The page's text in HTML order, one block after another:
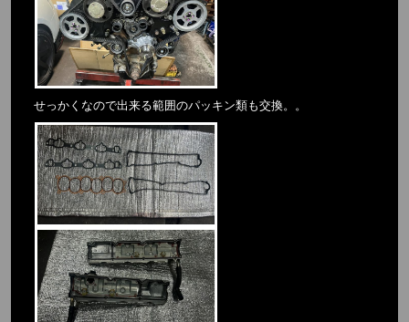
せっかくなので出来る範囲のパッキン類も交換。。